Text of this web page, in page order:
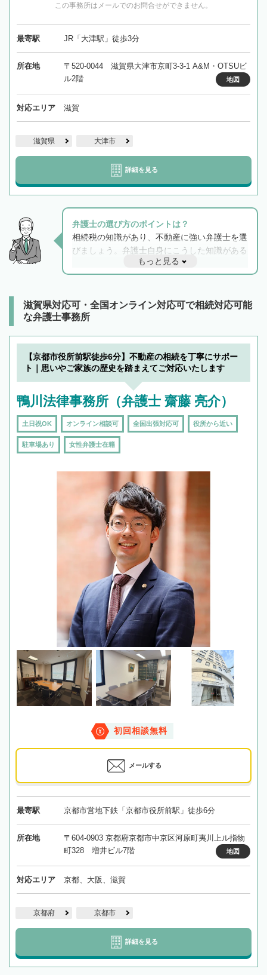
この事務所はメールでのお問合せができません。
最寄駅 JR「大津駅」徒歩3分
所在地
〒520-0044 滋賀県大津市京町3-3-1 A&M・OTSUビ
ル2階
地図
対応エリア 滋賀
滋賀県 大津市
詳細を見る
弁護士の選び方のポイントは？
相続税の知識があり、不動産に強い弁護士を選
びましょう。弁護士自身にこうした知識がある
と他士業との連携もスムーズに進み、トラブル
解決のみならず相続をトータルで任せることが
でフィーリングも重要です。実際に電話や面談
で複数の弁護士と会話をしてウマが合う方に依
もっと見る
滋賀県対応可・全国オンライン対応可で相続対応可能
な弁護士事務所
【京都市役所前駅徒歩6分】不動産の相続を丁寧にサポー
ト｜思いやご家族の歴史を踏まえてご対応いたします
鴨川法律事務所（弁護士 齋藤 亮介）
土日祝OK オンライン相談可 全国出張対応可 役所から近い
駐車場あり 女性弁護士在籍
初回相談無料
メールする
最寄駅 京都市営地下鉄「京都市役所前駅」徒歩6分
所在地
〒604-0903 京都府京都市中京区河原町夷川上ル指物
町328 増井ビル7階
地図
対応エリア 京都、大阪、滋賀
京都府 京都市
詳細を見る